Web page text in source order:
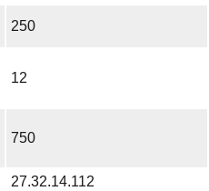
250
12
750
27.32.14.112